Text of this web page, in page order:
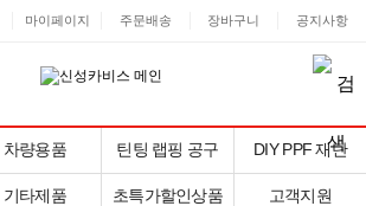
마이페이지 주문배송 장바구니 공지사항
차량용품 틴팅 랩핑 공구 DIY PPF 재단
기타제품 초특가할인상품 고객지원